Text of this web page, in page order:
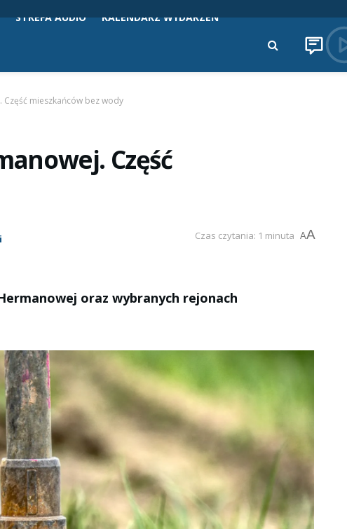
STREFA AUDIO KALENDARZ WYDARZEŃ
mieszkańców bez wody
Część
Czas czytania: 1 minuta AA
oraz wybranych rejonach